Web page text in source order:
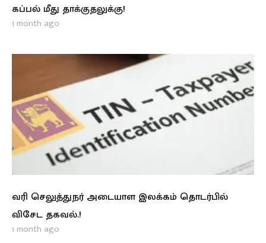
கப்பல் மீது தாக்குதலுக்கு!
1 month ago
வரி செலுத்துநர் அடையாள இலக்கம் தொடர்பில்
விசேட தகவல்.!
1 month ago